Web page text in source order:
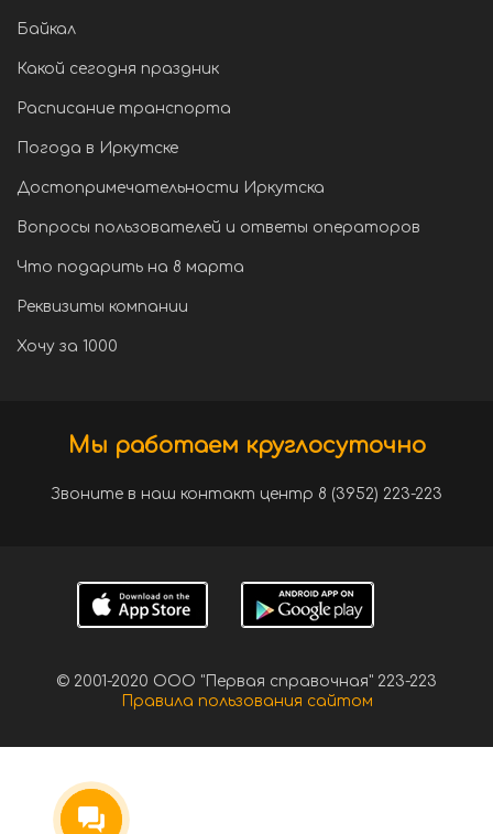
Байкал
Какой сегодня праздник
Расписание транспорта
Погода в Иркутске
Достопримечательности Иркутска
Вопросы пользователей и ответы операторов
Что подарить на 8 марта
Реквизиты компании
Хочу за 1000
Мы работаем круглосуточно
Звоните в наш контакт центр 8 (3952) 223-223
© 2001-2020 ООО "Первая справочная" 223-223
Правила пользования сайтом